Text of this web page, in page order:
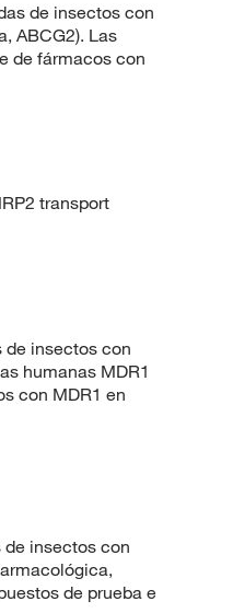
de insectos con
ABCG2). Las
de fármacos con
transport
de insectos con
humanas MDR1
con MDR1 en
insectos con
de prueba e